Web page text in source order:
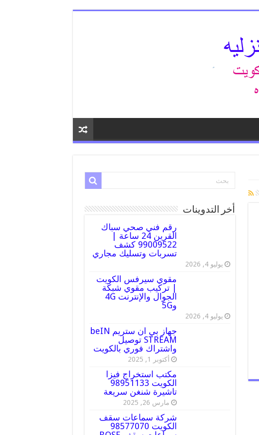
أخر التدوينات
رقم فني صحي سباك
القرين 24 ساعة |
99009522 كشف
تسربات وتسليك مجاري
يوليو 4, 2026
مقوي سيرفس الكويت
| تركيب مقوي شبكة
الجوال والإنترنت 4G
و5G
يوليو 4, 2026
جهاز بي ان ستريم beIN
STREAM توصيل
واشتراك فوري بالكويت
أكتوبر 1, 2025
مكتب استخراج فيزا
الكويت 98951133
تاشيرة شنغن سريعة
مارس 26, 2025
شركة سماعات سقف
الكويت 98577070